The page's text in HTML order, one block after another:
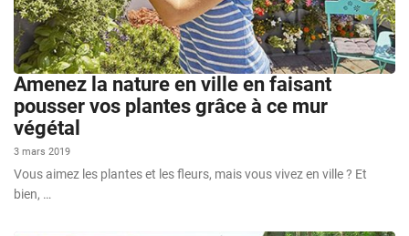
Amenez la nature en ville en faisant
pousser vos plantes grâce à ce mur
végétal
3 mars 2019
Vous aimez les plantes et les fleurs, mais vous vivez en ville ? Et
bien, …